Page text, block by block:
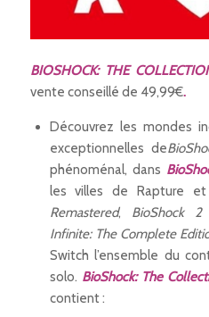
BIOSHOCK: THE
vente conseillé de 49,99€.
Découvrez les mondes
exceptionnelles de
phénoménal, dans
les villes de Rapture et
Remastered, BioShock 2
Infinite: The Complete
Switch l’ensemble du
solo. BioShock: The
contient :